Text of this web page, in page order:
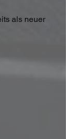
als neuer